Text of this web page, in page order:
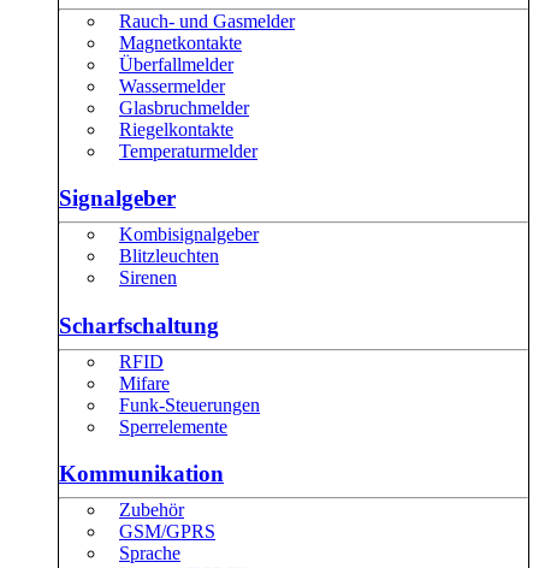
Rauch- und Gasmelder
Magnetkontakte
Überfallmelder
Wassermelder
Glasbruchmelder
Riegelkontakte
Temperaturmelder
Signalgeber
Kombisignalgeber
Blitzleuchten
Sirenen
Scharfschaltung
RFID
Mifare
Funk-Steuerungen
Sperrelemente
Kommunikation
Zubehör
GSM/GPRS
Sprache